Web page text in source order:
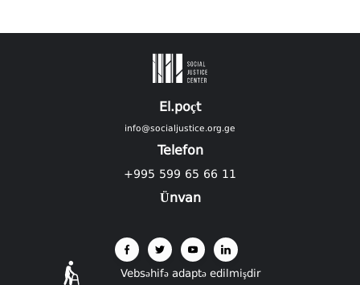
El.poçt
info@socialjustice.org.ge
Telefon
+995 599 65 66 11
Ünvan
Vebsəhifə adaptə edilmişdir